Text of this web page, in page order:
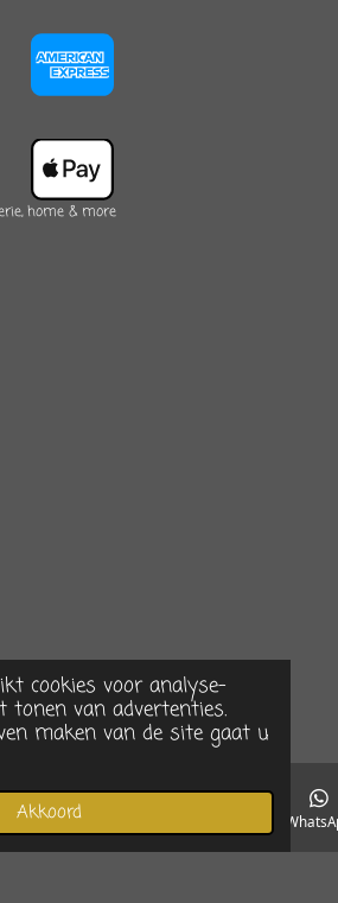
cookies voor analyse-
tonen van advertenties.
maken van de site gaat u
Akkoord
home & more